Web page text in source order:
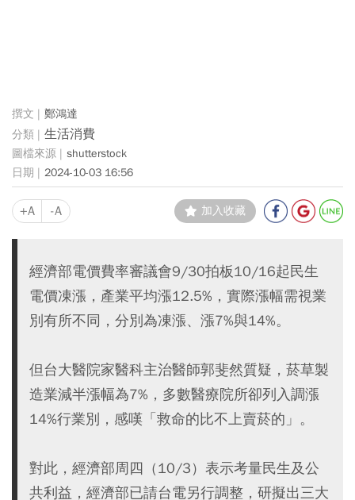
鄭鴻達
生活消費
shutterstock
2024-10-03 16:56
+A -A 加入收藏
經濟部電價費率審議會9/30拍板10/16起民生
電價凍漲，產業平均漲12.5%，實際漲幅需視業
別有所不同，分別為凍漲、漲7%與14%。
但台大醫院家醫科主治醫師郭斐然質疑，菸草製
造業減半漲幅為7%，多數醫療院所卻列入調漲
14%行業別，感嘆「救命的比不上賣菸的」。
對此，經濟部周四（10/3）表示考量民生及公
共利益，經濟部已請台電另行調整，研擬出三大